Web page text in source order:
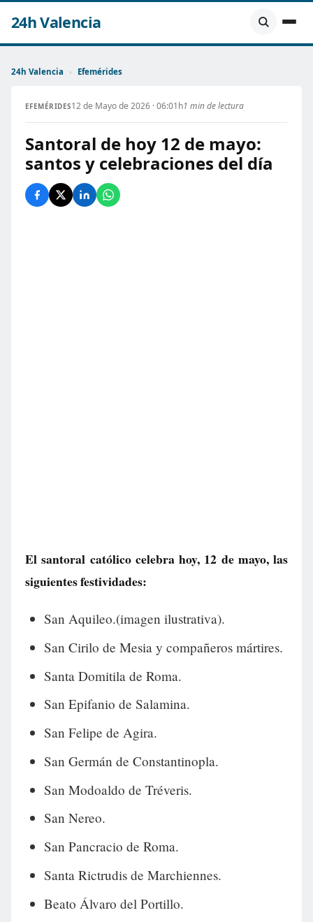
24h Valencia
24h Valencia › Efemérides
EFEMÉRIDES12 de Mayo de 2026 · 06:01h1 min de lectura
Santoral de hoy 12 de mayo:
santos y celebraciones del día
El santoral católico celebra hoy, 12 de mayo, las
siguientes festividades:
San Aquileo.(imagen ilustrativa).
San Cirilo de Mesia y compañeros mártires.
Santa Domitila de Roma.
San Epifanio de Salamina.
San Felipe de Agira.
San Germán de Constantinopla.
San Modoaldo de Tréveris.
San Nereo.
San Pancracio de Roma.
Santa Rictrudis de Marchiennes.
Beato Álvaro del Portillo.